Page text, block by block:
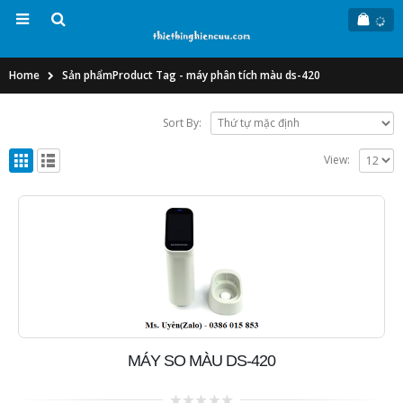
Home Sản phẩmProduct Tag - máy phân tích màu ds-420
Sort By:
View:
MÁY SO MÀU DS-420